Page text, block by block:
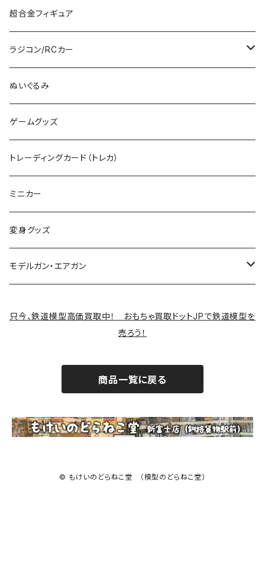
TOMIX (HO)
その他のHOゲージ
Zゲージ
カタログ
TOMIX (N)
制御機器
デカール
30MS
ミリタリープラモ
ポケモン
その他のロボット
その他のキャラクター
筆
ガンダム
超合金フィギュア
ラジコン/RCカー
タミヤRC
RCパーツ
ぬいぐるみ
ゲームグッズ
トレーディングカード（トレカ）
ミニカー
変身グッズ
モデルガン・エアガン
只今、鉄道模型高価買取中！ おもちゃ買取ドットJPで鉄道模型を
売ろう！
商品一覧に戻る
© もけいのどらねこ堂 （模型のどらねこ堂）